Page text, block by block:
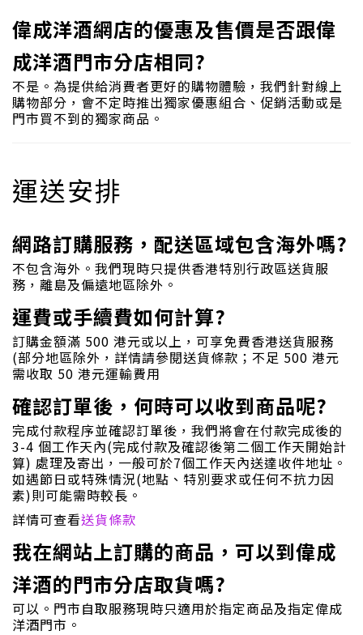
偉成洋酒網店的優惠及售價是否跟偉
成洋酒門市分店相同?
不是。為提供給消費者更好的購物體驗，我們針對線上
購物部分，會不定時推出獨家優惠組合、促銷活動或是
門市買不到的獨家商品。
運送安排
網路訂購服務，配送區域包含海外嗎?
不包含海外。我們現時只提供香港特別行政區送貨服
務，離島及偏遠地區除外。
運費或手續費如何計算?
訂購金額滿 500 港元或以上，可享免費香港送貨服務
(部分地區除外，詳情請參閱送貨條款；不足 500 港元
需收取 50 港元運輸費用
確認訂單後，何時可以收到商品呢?
完成付款程序並確認訂單後，我們將會在付款完成後的
3-4 個工作天內(完成付款及確認後第二個工作天開始計
算) 處理及寄出，一般可於7個工作天內送達收件地址。
如遇節日或特殊情況(地點、特別要求或任何不抗力因
素)則可能需時較長。
詳情可查看送貨條款
我在網站上訂購的商品，可以到偉成
洋酒的門市分店取貨嗎?
可以。門市自取服務現時只適用於指定商品及指定偉成
洋酒門市。